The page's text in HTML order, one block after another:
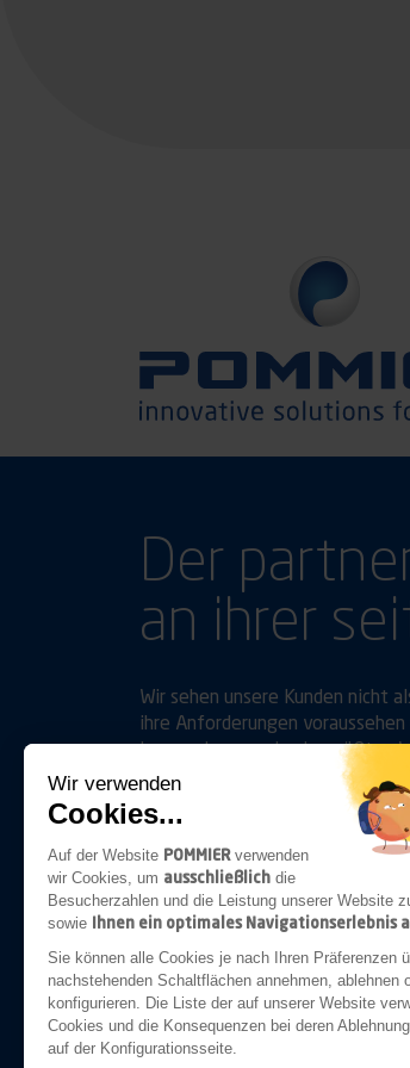
Wir verwenden
Cookies...
Auf der Website POMMIER verwenden
wir Cookies, um ausschließlich die
Besucherzahlen und die Leistung unserer Website
sowie Ihnen ein optimales Navigationserlebnis
Sie können alle Cookies je nach Ihren Präferenzen
nachstehenden Schaltflächen annehmen, ablehnen
konfigurieren. Die Liste der auf unserer Website
Cookies und die Konsequenzen bei deren
auf der Konfigurationsseite.
Der
an ihrer
Wir sehen unsere Kunden nicht
ihre Anforderungen
legen, ebenso wie sie, größten
Folgen Sie uns auf Linkedin